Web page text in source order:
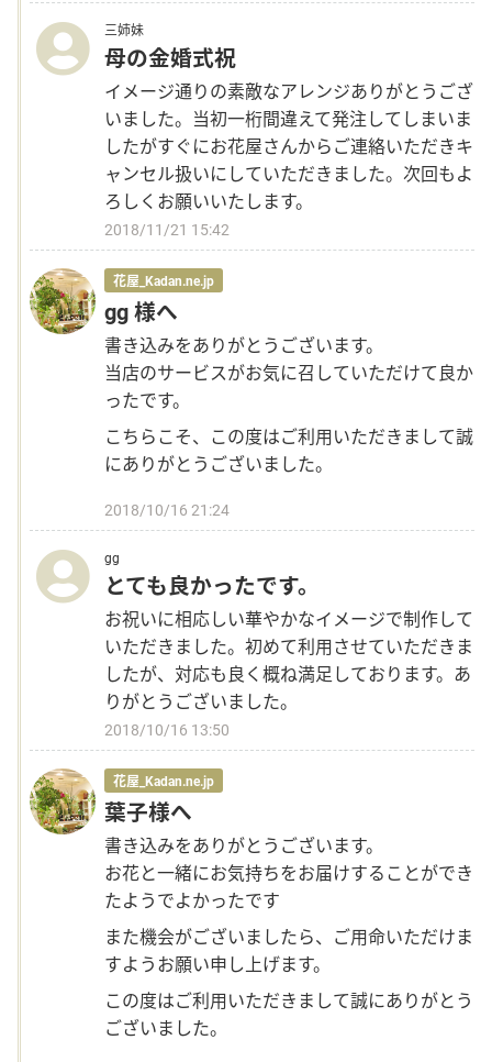
三姉妹
母の金婚式祝
イメージ通りの素敵なアレンジありがとうござ
いました。当初一桁間違えて発注してしまいま
したがすぐにお花屋さんからご連絡いただきキ
ャンセル扱いにしていただきました。次回もよ
ろしくお願いいたします。
2018/11/21 15:42
花屋_Kadan.ne.jp
gg 様へ
書き込みをありがとうございます。
当店のサービスがお気に召していただけて良か
ったです。
こちらこそ、この度はご利用いただきまして誠
にありがとうございました。
2018/10/16 21:24
gg
とても良かったです。
お祝いに相応しい華やかなイメージで制作して
いただきました。初めて利用させていただきま
したが、対応も良く概ね満足しております。あ
りがとうございました。
2018/10/16 13:50
花屋_Kadan.ne.jp
葉子様へ
書き込みをありがとうございます。
お花と一緒にお気持ちをお届けすることができ
たようでよかったです
また機会がございましたら、ご用命いただけま
すようお願い申し上げます。
この度はご利用いただきまして誠にありがとう
ございました。